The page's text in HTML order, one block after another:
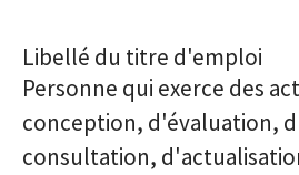
Libellé du titre d'emploi
Personne qui exerce des
conception, d'évaluation,
consultation,